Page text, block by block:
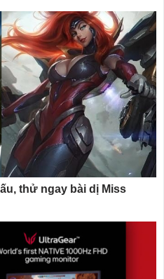
thử ngay bài dị Miss